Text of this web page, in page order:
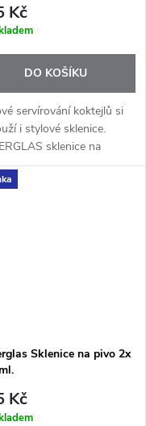
Kč
DO KOŠÍKU
servírování koktejlů si
i stylové sklenice.
sklenice na
300 ml od značky Koziol
pro oblíbené drinky
Sklenice na pivo 2x
Kč